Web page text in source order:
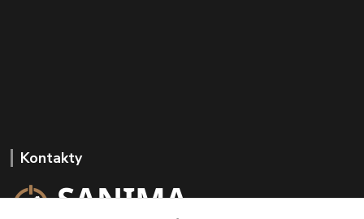
Kontakty